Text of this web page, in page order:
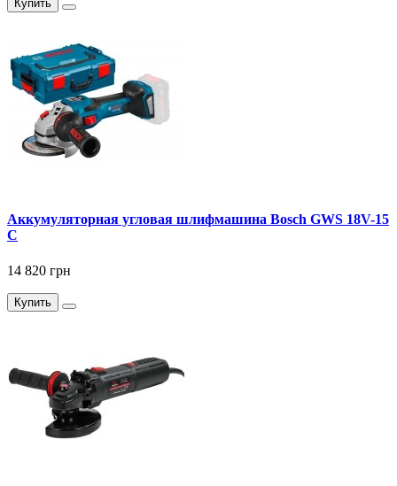
Купить
Аккумуляторная угловая шлифмашина Bosch GWS 18V-15
C
14 820 грн
Купить